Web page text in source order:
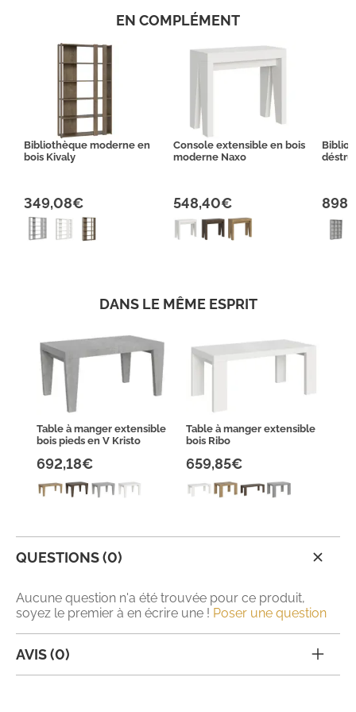
EN COMPLÉMENT
Bibliothèque moderne en
bois Kivaly
349,08€
Console extensible en bois
moderne Naxo
548,40€
DANS LE MÊME ESPRIT
Table à manger extensible
bois pieds en V Kristo
692,18€
Table à manger extensible
bois Ribo
659,85€
QUESTIONS (0)
Aucune question n'a été trouvée pour ce produit,
soyez le premier à en écrire une ! Poser une question
AVIS (0)